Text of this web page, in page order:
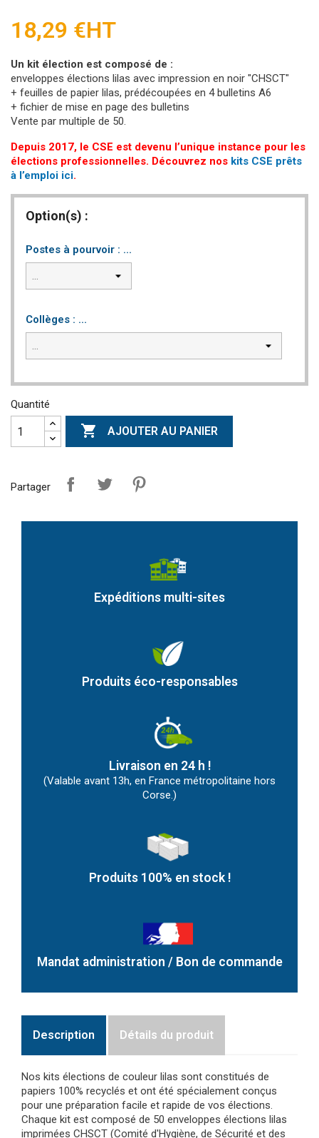
18,29 €HT
Un kit élection est composé de :
enveloppes élections lilas avec impression en noir "CHSCT"
+ feuilles de papier lilas, prédécoupées en 4 bulletins A6
+ fichier de mise en page des bulletins
Vente par multiple de 50.
Depuis 2017, le CSE est devenu l’unique instance pour les
élections professionnelles. Découvrez nos kits CSE prêts
à l’emploi ici.
Option(s) :
Postes à pourvoir : ...
Collèges : ...
Quantité
 AJOUTER AU PANIER
Partager
Expéditions multi-sites
Produits éco-responsables
Livraison en 24 h !
(Valable avant 13h, en France métropolitaine hors
Corse.)
Produits 100% en stock !
Mandat administration / Bon de commande
Description Détails du produit
Nos kits élections de couleur lilas sont constitués de
papiers 100% recyclés et ont été spécialement conçus
pour une préparation facile et rapide de vos élections.
Chaque kit est composé de 50 enveloppes élections lilas
imprimées CHSCT (Comité d'Hygiène, de Sécurité et des